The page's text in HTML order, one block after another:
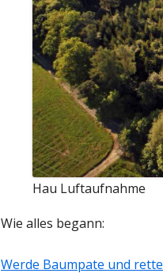
Hau Luftaufnahme
Wie alles begann:
Werde Baumpate und